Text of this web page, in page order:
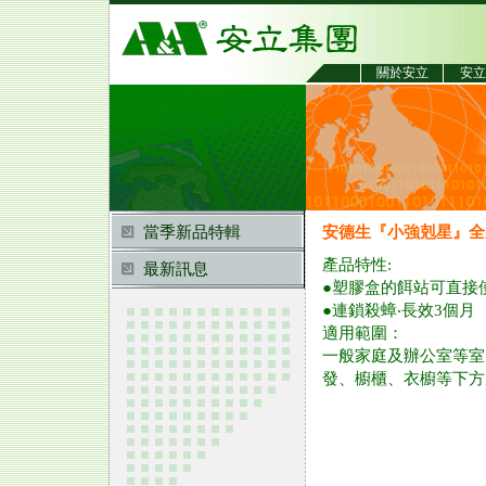
關於安立 安
當季新品特輯
最新訊息
安德生『小強剋星』
產品特性:
●塑膠盒的餌站可直接
●連鎖殺蟑‧長效3個月
適用範圍：
一般家庭及辦公室等
發、櫥櫃、衣櫥等下